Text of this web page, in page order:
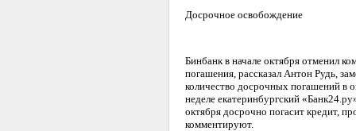
Досрочное освобождение
Бинбанк в начале октября отменил
погашения, рассказал Антон Рудь,
количество досрочных погашений в
неделе екатеринбургский
октября досрочно погасит кредит,
комментируют.